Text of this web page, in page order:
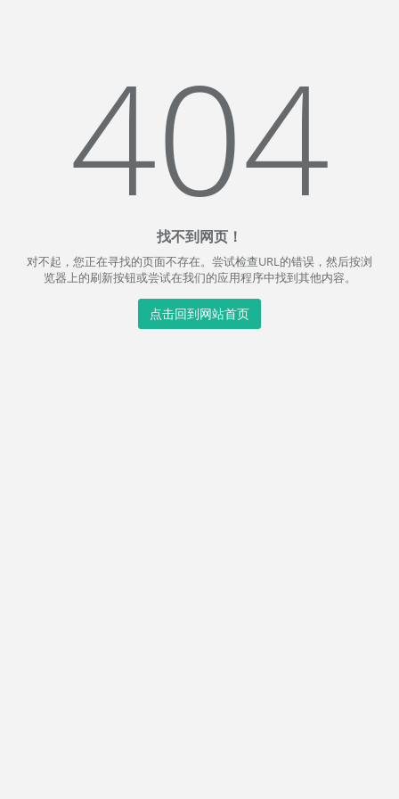
404
找不到网页！
对不起，您正在寻找的页面不存在。尝试检查URL的错误，然后按浏
览器上的刷新按钮或尝试在我们的应用程序中找到其他内容。
点击回到网站首页